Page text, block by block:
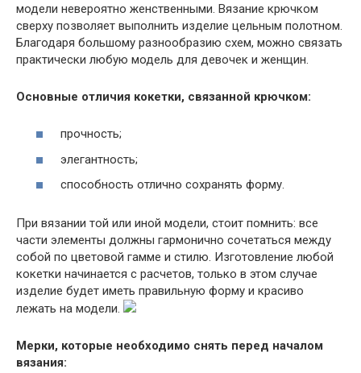
модели невероятно женственными. Вязание крючком
сверху позволяет выполнить изделие цельным полотном.
Благодаря большому разнообразию схем, можно связать
практически любую модель для девочек и женщин.
Основные отличия кокетки, связанной крючком:
прочность;
элегантность;
способность отлично сохранять форму.
При вязании той или иной модели, стоит помнить: все
части элементы должны гармонично сочетаться между
собой по цветовой гамме и стилю. Изготовление любой
кокетки начинается с расчетов, только в этом случае
изделие будет иметь правильную форму и красиво
лежать на модели.
Мерки, которые необходимо снять перед началом
вязания: